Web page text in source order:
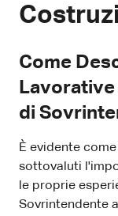
Come
Lavorative
di
È evidente
sottovaluti
le proprie
Sovrintendente